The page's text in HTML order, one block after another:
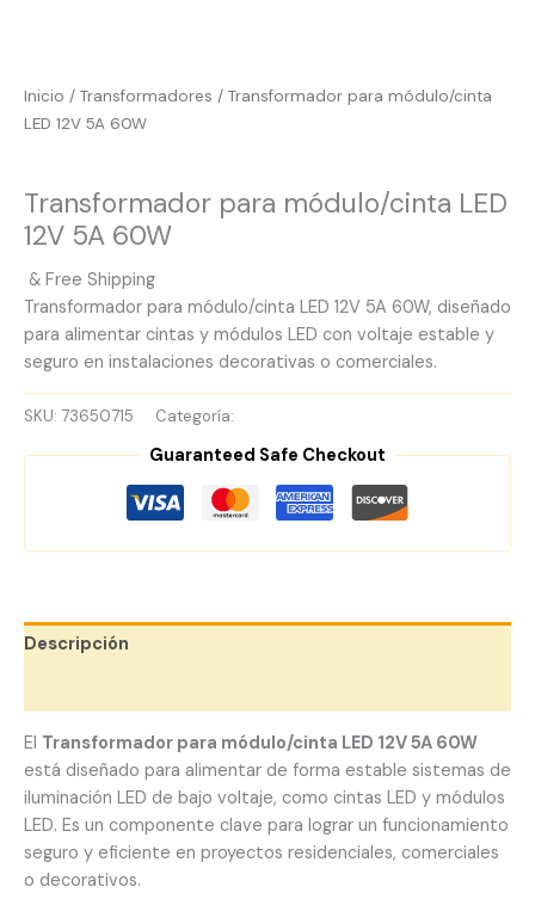
Inicio / Transformadores / Transformador para módulo/cinta
LED 12V 5A 60W
Transformador para módulo/cinta LED
12V 5A 60W
& Free Shipping
Transformador para módulo/cinta LED 12V 5A 60W, diseñado
para alimentar cintas y módulos LED con voltaje estable y
seguro en instalaciones decorativas o comerciales.
SKU: 73650715 Categoría:
Guaranteed Safe Checkout
Descripción
El Transformador para módulo/cinta LED 12V 5A 60W
está diseñado para alimentar de forma estable sistemas de
iluminación LED de bajo voltaje, como cintas LED y módulos
LED. Es un componente clave para lograr un funcionamiento
seguro y eficiente en proyectos residenciales, comerciales
o decorativos.